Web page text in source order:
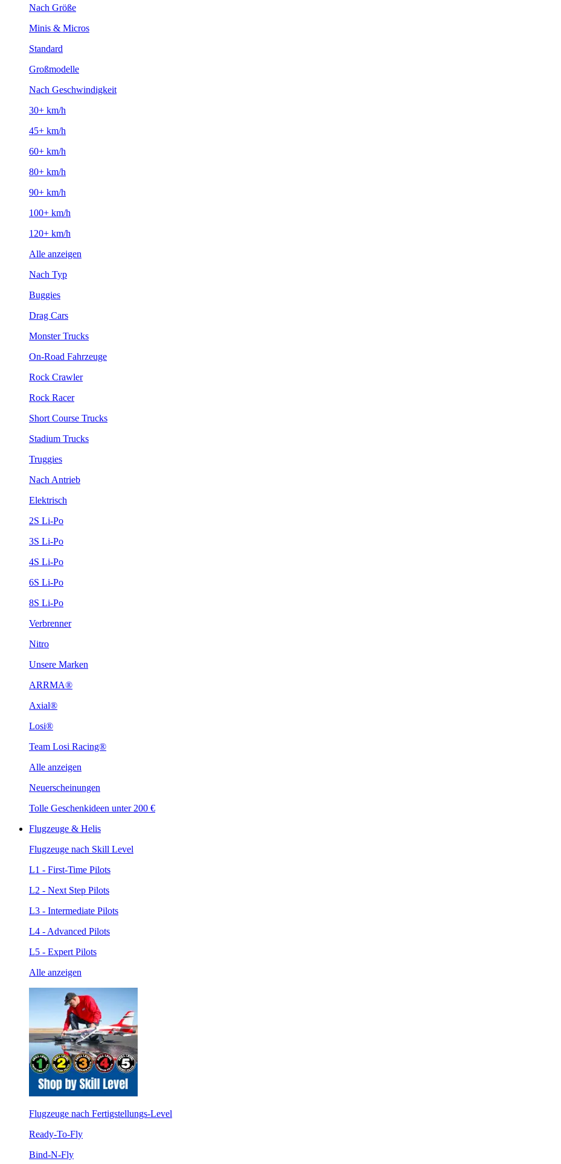
Nach Größe
Minis & Micros
Standard
Großmodelle
Nach Geschwindigkeit
30+ km/h
45+ km/h
60+ km/h
80+ km/h
90+ km/h
100+ km/h
120+ km/h
Alle anzeigen
Nach Typ
Buggies
Drag Cars
Monster Trucks
On-Road Fahrzeuge
Rock Crawler
Rock Racer
Short Course Trucks
Stadium Trucks
Truggies
Nach Antrieb
Elektrisch
2S Li-Po
3S Li-Po
4S Li-Po
6S Li-Po
8S Li-Po
Verbrenner
Nitro
Unsere Marken
ARRMA®
Axial®
Losi®
Team Losi Racing®
Alle anzeigen
Neuerscheinungen
Tolle Geschenkideen unter 200 €
Flugzeuge & Helis
Flugzeuge nach Skill Level
L1 - First-Time Pilots
L2 - Next Step Pilots
L3 - Intermediate Pilots
L4 - Advanced Pilots
L5 - Expert Pilots
Alle anzeigen
Flugzeuge nach Fertigstellungs-Level
Ready-To-Fly
Bind-N-Fly